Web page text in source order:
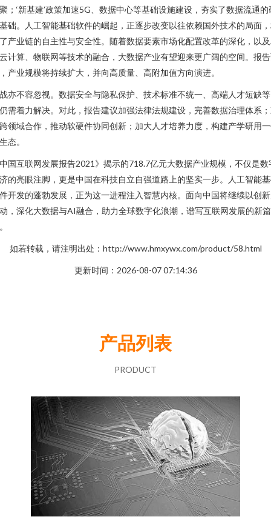
；‘新基建’政策加速5G、数据中心等基础设施建设，夯实了数据流通的
础。人工智能基础软件的崛起，正逐步改变以往依赖国外技术的局面
产业链的自主性与安全性。随着数据要素市场化配置改革的深化，以
计算、物联网等技术的融合，大数据产业有望迎来更广阔的空间。报
产业规模将持续扩大，并向高质量、高附加值方向演进。
亦不容忽视。数据安全与隐私保护、技术标准不统一、高端人才短缺
需着力解决。对此，报告建议加强法律法规建设，完善数据治理体系
领域合作，推动软硬件协同创新；加大人才培养力度，构建产学研用
态。
国互联网发展报告2021》揭示的718.7亿元大数据产业规模，不仅是数
的亮眼注脚，更是中国在科技自立自强道路上的坚实一步。人工智能
开发的蓬勃发展，正为这一进程注入智慧内核。面向中国将继续以创
，深化大数据与AI融合，助力全球数字化浪潮，谱写互联网发展的新篇
如若转载，请注明出处：http://www.hmxywx.com/product/58.html
更新时间：2026-08-07 07:14:36
产品列表
PRODUCT